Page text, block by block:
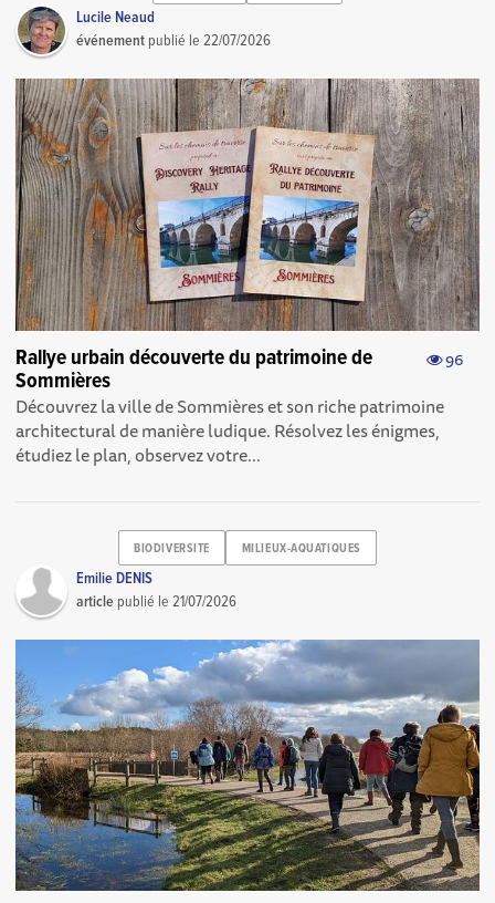
Lucile Neaud
événement publié le22/07/2026
96
Rallye urbain découverte du patrimoine de
Sommières
Découvrez la ville de Sommières et son riche patrimoine
architectural de manière ludique. Résolvez les énigmes,
étudiez le plan, observez votre...
BIODIVERSITE MILIEUX-AQUATIQUES
Emilie DENIS
article publié le21/07/2026